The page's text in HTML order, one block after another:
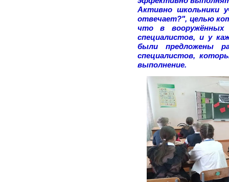
Активно школьники
отвечает?", целью
что в вооружённых
специалистов, и у
были предложены
специалистов,
выполнение.